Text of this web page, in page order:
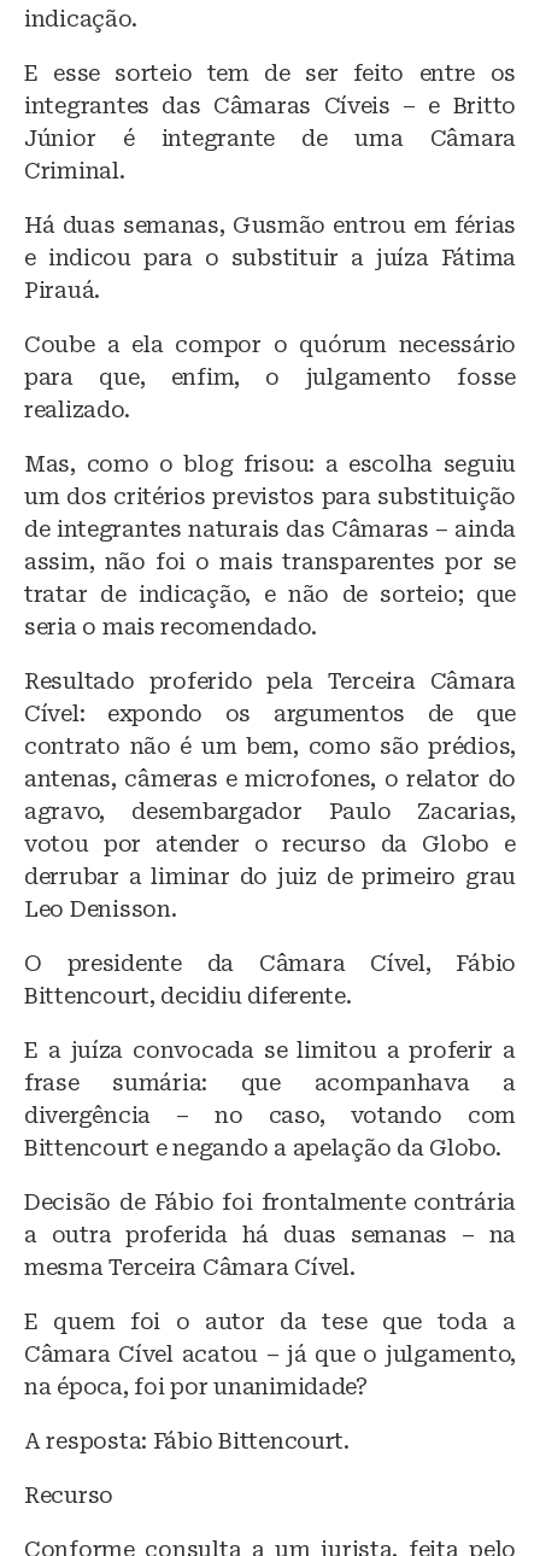
indicação.
E esse sorteio tem de ser feito entre os
integrantes das Câmaras Cíveis – e Britto
Júnior é integrante de uma Câmara
Criminal.
Há duas semanas, Gusmão entrou em férias
e indicou para o substituir a juíza Fátima
Pirauá.
Coube a ela compor o quórum necessário
para que, enfim, o julgamento fosse
realizado.
Mas, como o blog frisou: a escolha seguiu
um dos critérios previstos para substituição
de integrantes naturais das Câmaras – ainda
assim, não foi o mais transparentes por se
tratar de indicação, e não de sorteio; que
seria o mais recomendado.
Resultado proferido pela Terceira Câmara
Cível: expondo os argumentos de que
contrato não é um bem, como são prédios,
antenas, câmeras e microfones, o relator do
agravo, desembargador Paulo Zacarias,
votou por atender o recurso da Globo e
derrubar a liminar do juiz de primeiro grau
Leo Denisson.
O presidente da Câmara Cível, Fábio
Bittencourt, decidiu diferente.
E a juíza convocada se limitou a proferir a
frase sumária: que acompanhava a
divergência – no caso, votando com
Bittencourt e negando a apelação da Globo.
Decisão de Fábio foi frontalmente contrária
a outra proferida há duas semanas – na
mesma Terceira Câmara Cível.
E quem foi o autor da tese que toda a
Câmara Cível acatou – já que o julgamento,
na época, foi por unanimidade?
A resposta: Fábio Bittencourt.
Recurso
Conforme consulta a um jurista, feita pelo